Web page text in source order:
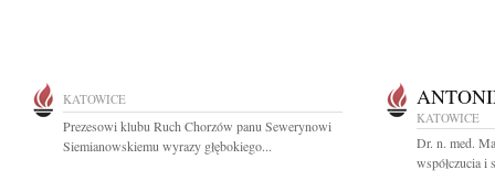
KATOWICE
Prezesowi klubu Ruch Chorzów panu Sewerynowi
Siemianowskiemu wyrazy głębokiego...
KATOWICE
Dr. n. med.
współczucia i